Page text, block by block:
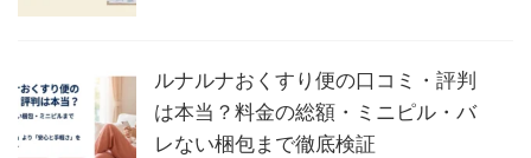
ルナルナおくすり便の口コミ・評判
は本当？料金の総額・ミニピル・バ
レない梱包まで徹底検証